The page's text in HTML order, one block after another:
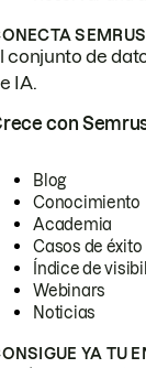
conjunto de
IA.
con
Blog
Conocimiento
Academia
Casos de éxito
Índice de
Webinars
Noticias
YA TU